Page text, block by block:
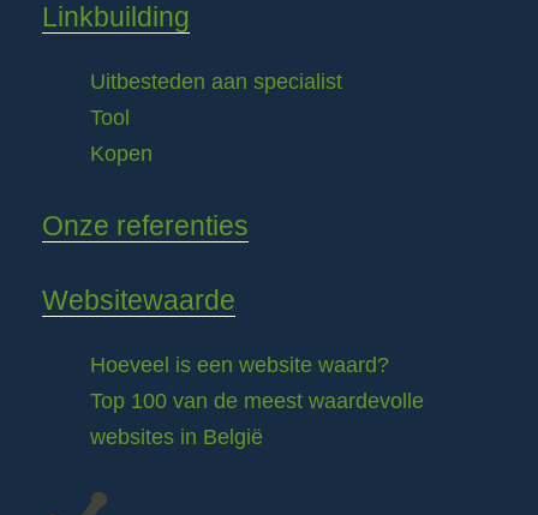
Linkbuilding
Uitbesteden aan specialist
Tool
Kopen
Onze referenties
Websitewaarde
Hoeveel is een website waard?
Top 100 van de meest waardevolle
websites in België